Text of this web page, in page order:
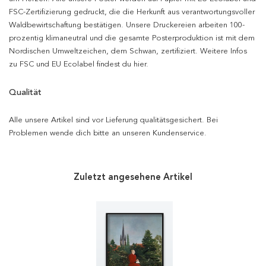
FSC-Zertifizierung gedruckt, die die Herkunft aus verantwortungsvoller
Waldbewirtschaftung bestätigen. Unsere Druckereien arbeiten 100-
prozentig klimaneutral und die gesamte Posterproduktion ist mit dem
Nordischen Umweltzeichen, dem Schwan, zertifiziert. Weitere Infos
zu FSC und EU Ecolabel findest du hier.
Qualität
Alle unsere Artikel sind vor Lieferung qualitätsgesichert. Bei
Problemen wende dich bitte an unseren Kundenservice.
Zuletzt angesehene Artikel